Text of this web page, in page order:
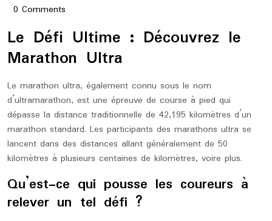
0 Comments
Le Défi Ultime : Découvrez le
Marathon Ultra
Le marathon ultra, également connu sous le nom
d’ultramarathon, est une épreuve de course à pied qui
dépasse la distance traditionnelle de 42,195 kilomètres d’un
marathon standard. Les participants des marathons ultra se
lancent dans des distances allant généralement de 50
kilomètres à plusieurs centaines de kilomètres, voire plus.
Qu’est-ce qui pousse les coureurs à
relever un tel défi ?